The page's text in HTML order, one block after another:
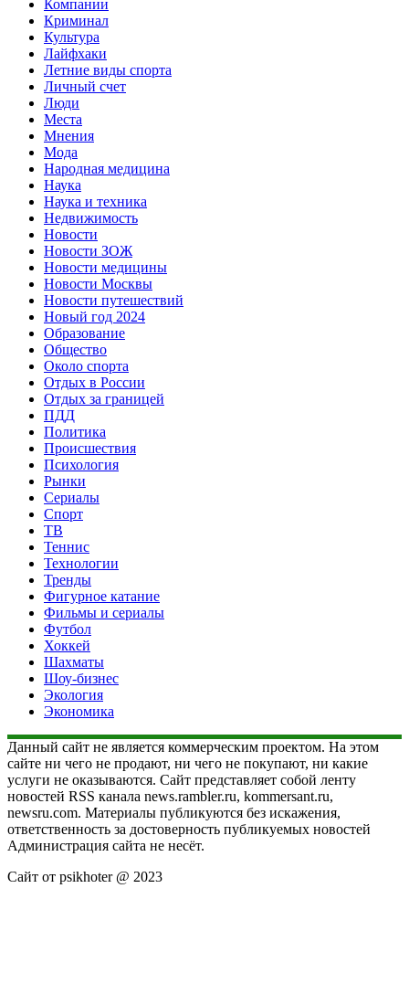
Компании
Криминал
Культура
Лайфхаки
Летние виды спорта
Личный счет
Люди
Места
Мнения
Мода
Народная медицина
Наука
Наука и техника
Недвижимость
Новости
Новости ЗОЖ
Новости медицины
Новости Москвы
Новости путешествий
Новый год 2024
Образование
Общество
Около спорта
Отдых в России
Отдых за границей
ПДД
Политика
Происшествия
Психология
Рынки
Сериалы
Спорт
ТВ
Теннис
Технологии
Тренды
Фигурное катание
Фильмы и сериалы
Футбол
Хоккей
Шахматы
Шоу-бизнес
Экология
Экономика
Данный сайт не является коммерческим проектом. На этом
сайте ни чего не продают, ни чего не покупают, ни какие
услуги не оказываются. Сайт представляет собой ленту
новостей RSS канала news.rambler.ru, kommersant.ru,
newsru.com. Материалы публикуются без искажения,
ответственность за достоверность публикуемых новостей
Администрация сайта не несёт.
Сайт от psikhoter @ 2023